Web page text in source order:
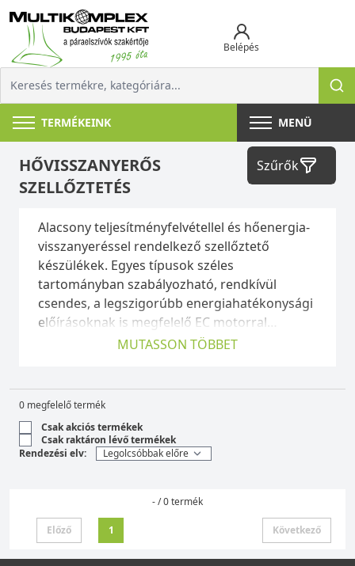
Belépés
TERMÉKEINK MENÜ
HŐVISSZANYERŐS
SZELLŐZTETÉS
Alacsony teljesítményfelvétellel és hőenergia-
visszanyeréssel rendelkező szellőztető
készülékek. Egyes típusok széles
tartományban szabályozható, rendkívül
csendes, a legszigorúbb energiahatékonysági
előírásoknak is megfelelő EC motorral
rendelkeznek.MUTASSON TÖBBET
Szűrők
0 megfelelő termék
Csak akciós termékek
Csak raktáron lévő termékek
Rendezési elv:
- / 0 termék
Előző 1 Következő